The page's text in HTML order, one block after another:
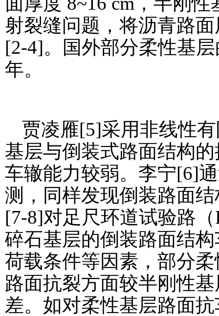
射裂缝问题，将沥青路
[2-4]。国外部分柔性基
年。
贾凌雁[5]采用非线性
基层与倒装式路面结构
车辙能力较弱。李宁[6]
测，同样发现倒装路面
[7-8]对足尺环道试验路
碎石基层的倒装路面结
荷载条件等因素，部分
路面抗裂方面较半刚性
差。如对柔性基层路面